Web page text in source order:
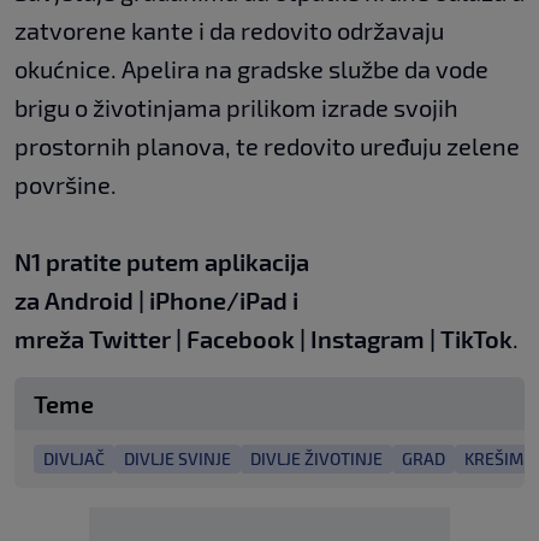
zatvorene kante i da redovito održavaju
okućnice. Apelira na gradske službe da vode
brigu o životinjama prilikom izrade svojih
prostornih planova, te redovito uređuju zelene
površine.
N1 pratite putem aplikacija
za Android | iPhone/iPad i
mreža Twitter | Facebook | Instagram | TikTok.
Teme
DIVLJAČ DIVLJE SVINJE DIVLJE ŽIVOTINJE GRAD